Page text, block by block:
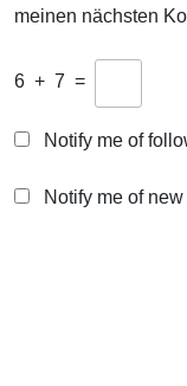
meinen nächsten
6 + 7 =
Notify me of
Notify me of